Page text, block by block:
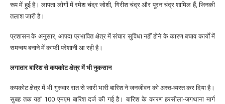
रूप में हुई है। लापता लोगों में रमेश चंद्र जोशी, गिरीश चंद्र और पूरन चंद्र शामिल हैं, जिनकी
तलाश जारी है।
​प्रशासन के अनुसार, आपदा प्रभावित क्षेत्र में संचार सुविधा नहीं होने के कारण बचाव कार्यों में
समन्वय बनाने में काफी परेशानी आ रही है।
लगातार बारिश से कपकोट क्षेत्र में भी नुकसान
​कपकोट क्षेत्र में भी गुरुवार रात से जारी भारी बारिश ने जनजीवन को अस्त-व्यस्त कर दिया है।
सुबह तक यहां 100 एमएम बारिश दर्ज की गई है। बारिश के कारण हरसीला-जगथाना मार्ग